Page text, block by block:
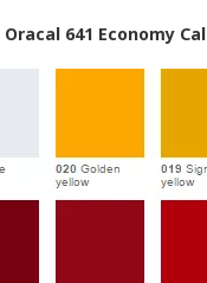
641 Economy Cal